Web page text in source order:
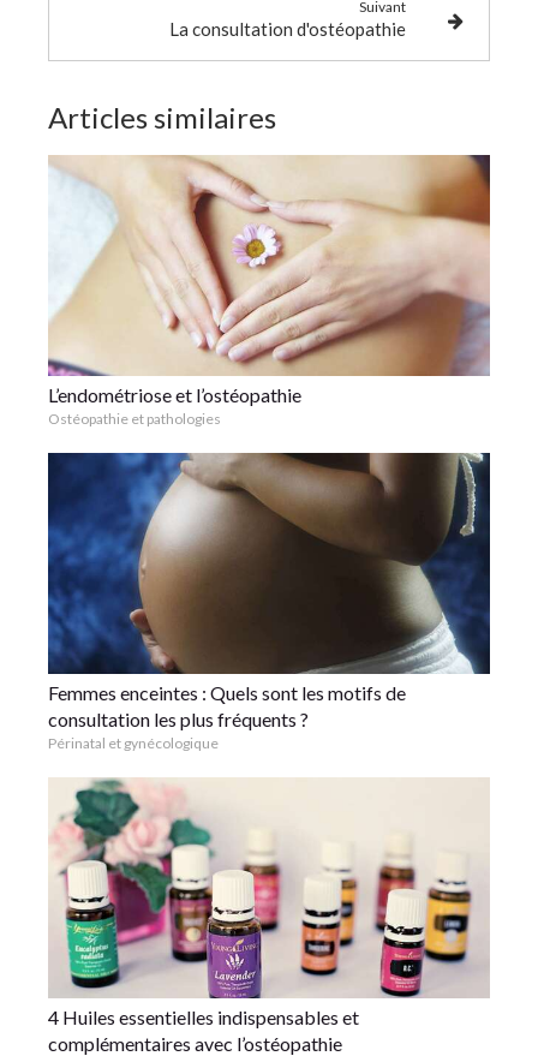
Suivant
La consultation d'ostéopathie
Articles similaires
L’endométriose et l’ostéopathie
Ostéopathie et pathologies
Femmes enceintes : Quels sont les motifs de
consultation les plus fréquents ?
Périnatal et gynécologique
4 Huiles essentielles indispensables et
complémentaires avec l’ostéopathie